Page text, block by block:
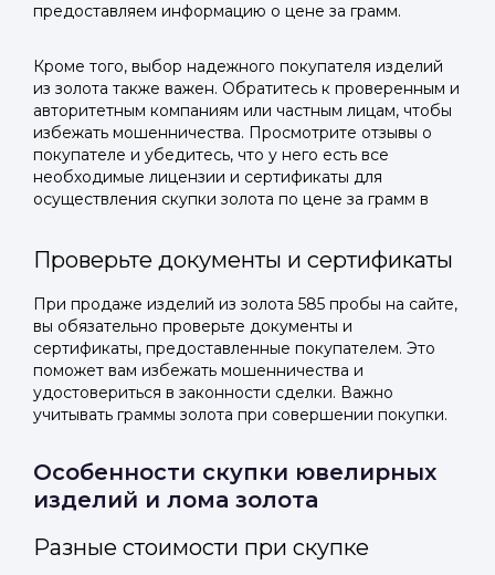
предоставляем информацию о цене за грамм.
Кроме того, выбор надежного покупателя изделий
из золота также важен. Обратитесь к проверенным и
авторитетным компаниям или частным лицам, чтобы
избежать мошенничества. Просмотрите отзывы о
покупателе и убедитесь, что у него есть все
необходимые лицензии и сертификаты для
осуществления скупки золота по цене за грамм в
Проверьте документы и сертификаты
При продаже изделий из золота 585 пробы на сайте,
вы обязательно проверьте документы и
сертификаты, предоставленные покупателем. Это
поможет вам избежать мошенничества и
удостовериться в законности сделки. Важно
учитывать граммы золота при совершении покупки.
Особенности скупки ювелирных
изделий и лома золота
Разные стоимости при скупке